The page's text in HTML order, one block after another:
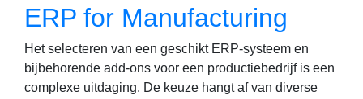
ERP for Manufacturing
Het selecteren van een geschikt ERP-systeem en
bijbehorende add-ons voor een productiebedrijf is een
complexe uitdaging. De keuze hangt af van diverse